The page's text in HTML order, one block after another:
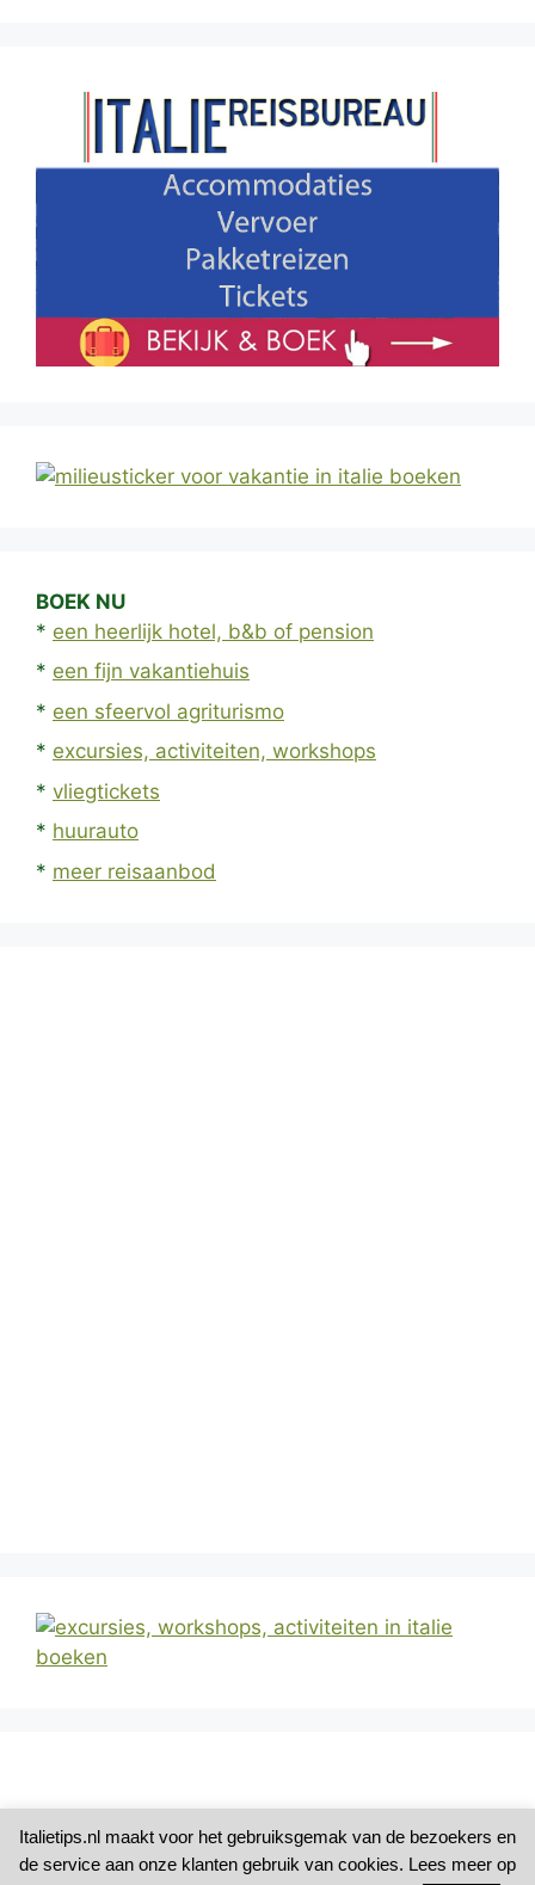
BOEK NU
* een heerlijk hotel, b&b of pension
* een fijn vakantiehuis
* een sfeervol agriturismo
* excursies, activiteiten, workshops
* vliegtickets
* huurauto
* meer reisaanbod
Italietips.nl maakt voor het gebruiksgemak van de bezoekers en
de service aan onze klanten gebruik van cookies. Lees meer op